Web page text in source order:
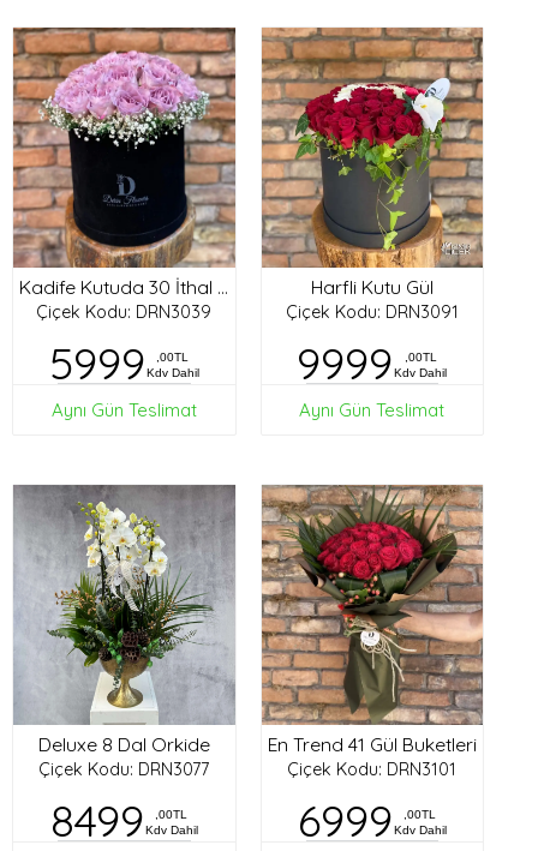
Kadife Kutuda 30 İthal Gül
Çiçek Kodu: DRN3039
5999
,00TL
Kdv Dahil
Aynı Gün Teslimat
Harfli Kutu Gül
Çiçek Kodu: DRN3091
9999
,00TL
Kdv Dahil
Aynı Gün Teslimat
Deluxe 8 Dal Orkide
Çiçek Kodu: DRN3077
8499
,00TL
Kdv Dahil
En Trend 41 Gül Buketleri
Çiçek Kodu: DRN3101
6999
,00TL
Kdv Dahil